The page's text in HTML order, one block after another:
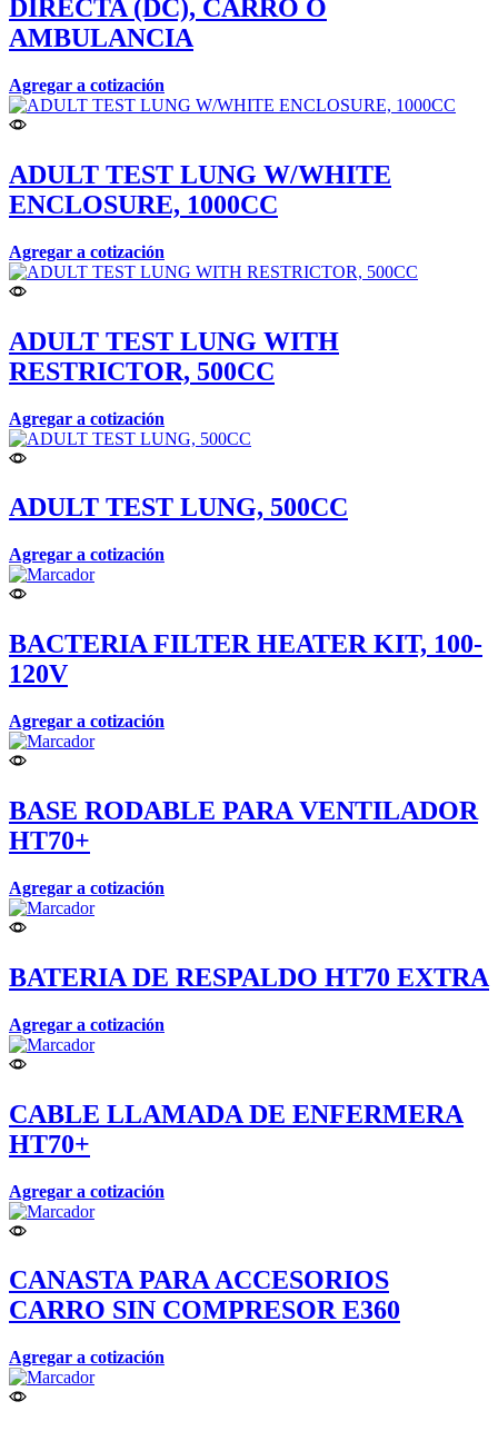
DIRECTA (DC), CARRO O
AMBULANCIA
Agregar a cotización
ADULT TEST LUNG W/WHITE
ENCLOSURE, 1000CC
Agregar a cotización
ADULT TEST LUNG WITH
RESTRICTOR, 500CC
Agregar a cotización
ADULT TEST LUNG, 500CC
Agregar a cotización
BACTERIA FILTER HEATER KIT, 100-
120V
Agregar a cotización
BASE RODABLE PARA VENTILADOR
HT70+
Agregar a cotización
BATERIA DE RESPALDO HT70 EXTRA
Agregar a cotización
CABLE LLAMADA DE ENFERMERA
HT70+
Agregar a cotización
CANASTA PARA ACCESORIOS
CARRO SIN COMPRESOR E360
Agregar a cotización